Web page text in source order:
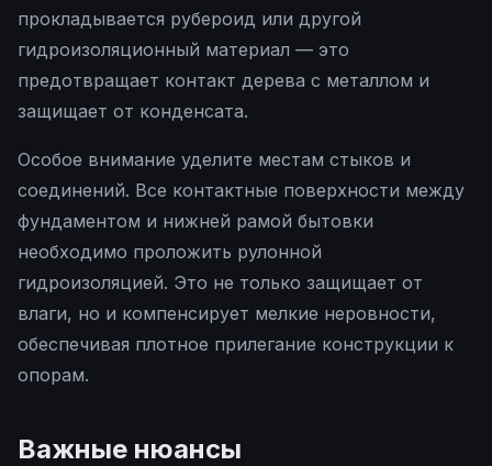
прокладывается рубероид или другой
гидроизоляционный материал — это
предотвращает контакт дерева с металлом и
защищает от конденсата.
Особое внимание уделите местам стыков и
соединений. Все контактные поверхности между
фундаментом и нижней рамой бытовки
необходимо проложить рулонной
гидроизоляцией. Это не только защищает от
влаги, но и компенсирует мелкие неровности,
обеспечивая плотное прилегание конструкции к
опорам.
Важные нюансы